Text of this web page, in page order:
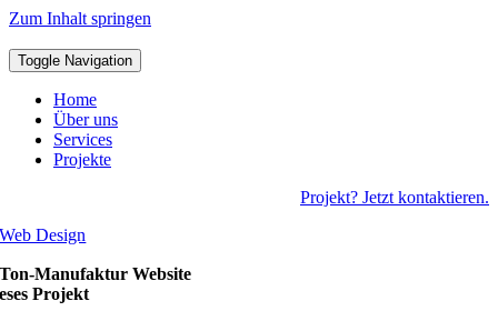
Zum Inhalt springen
Toggle Navigation
Home
Über uns
Services
Projekte
Projekt? Jetzt kontaktieren.
Web Design
Ton-Manufaktur Website
Projekt